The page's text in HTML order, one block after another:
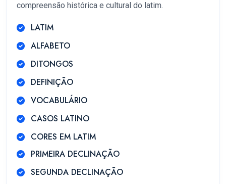
compreensão histórica e cultural do latim.
LATIM
ALFABETO
DITONGOS
DEFINIÇÃO
VOCABULÁRIO
CASOS LATINO
CORES EM LATIM
PRIMEIRA DECLINAÇÃO
SEGUNDA DECLINAÇÃO